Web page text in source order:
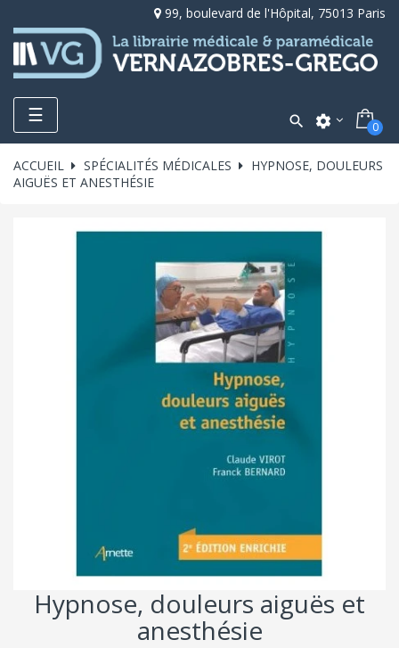
99, boulevard de l'Hôpital, 75013 Paris
Toggle
navigation
☰  settings 0
ACCUEIL SPÉCIALITÉS MÉDICALES
HYPNOSE, DOULEURS
AIGUËS ET ANESTHÉSIE
Hypnose, douleurs aiguës et
anesthésie